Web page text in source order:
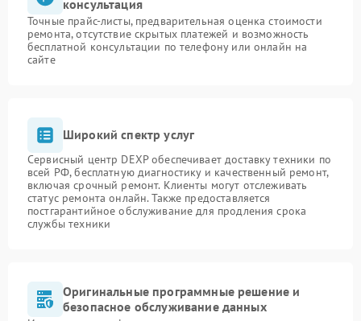
консультация
Точные прайс-листы, предварительная оценка стоимости
ремонта, отсутствие скрытых платежей и возможность
бесплатной консультации по телефону или онлайн на
сайте
Широкий спектр услуг
Сервисный центр DEXP обеспечивает доставку техники по
всей РФ, бесплатную диагностику и качественный ремонт,
включая срочный ремонт. Клиенты могут отслеживать
статус ремонта онлайн. Также предоставляется
постгарантийное обслуживание для продления срока
службы техники
Оригинальные программные решение и
безопасное обслуживание данных